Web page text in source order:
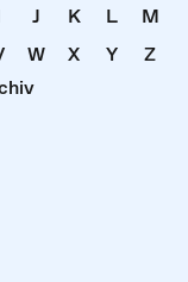
J K L
M
W X Y
Z